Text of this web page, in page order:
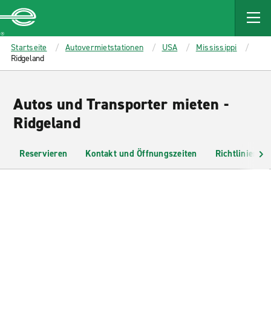
MAIN
CONTENT
Enterprise
Startseite Autovermietstationen USA
Mississippi
Ridgeland
Autos und Transporter mieten -
Ridgeland
Reservieren Kontakt und Öffnungszeiten Richtlinien